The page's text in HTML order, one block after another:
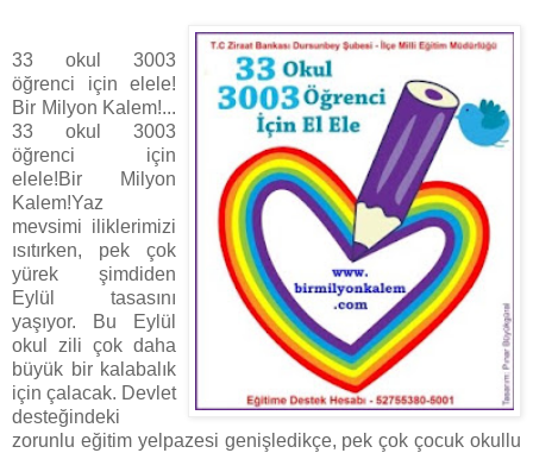
33 okul 3003
öğrenci için elele!
Bir Milyon Kalem!...
33 okul 3003
öğrenci için
elele!Bir Milyon
Kalem!Yaz
mevsimi iliklerimizi
ısıtırken, pek çok
yürek şimdiden
Eylül tasasını
yaşıyor. Bu Eylül
okul zili çok daha
büyük bir kalabalık
için çalacak. Devlet
desteğindeki
zorunlu eğitim yelpazesi genişledikçe, pek çok çocuk okullu